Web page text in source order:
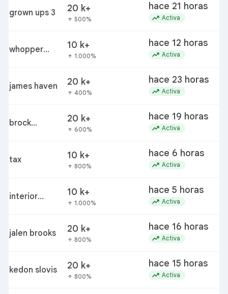
grown ups 3 20 k+
arrow_upward 500%
hace 21 horas
trending_up Activa
whopper
10 k+
arrow_upward 1.000%
hace 12 horas
trending_up Activa
james haven 20 k+
arrow_upward 400%
hace 23 horas
trending_up Activa
brock
20 k+
arrow_upward 600%
hace 19 horas
trending_up Activa
tax 10 k+
arrow_upward 800%
hace 6 horas
trending_up Activa
interior
10 k+
arrow_upward 1.000%
hace 5 horas
trending_up Activa
jalen brooks 20 k+
arrow_upward 800%
hace 16 horas
trending_up Activa
kedon slovis 20 k+
arrow_upward 800%
hace 15 horas
trending_up Activa